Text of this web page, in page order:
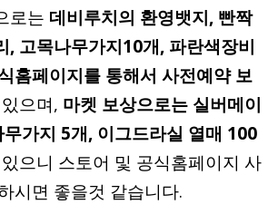
로는 데비루치의 환영뱃지, 빤짝
, 고목나무가지10개, 파란색장비
홈페이지를 통해서 사전예약 보
으며, 마켓 보상으로는 실버메이
가지 5개, 이그드라실 열매 100
으니 스토어 및 공식홈페이지 사
시면 좋을것 같습니다.